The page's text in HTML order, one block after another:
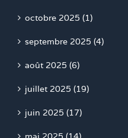
octobre 2025 (1)
septembre 2025 (4)
août 2025 (6)
juillet 2025 (19)
juin 2025 (17)